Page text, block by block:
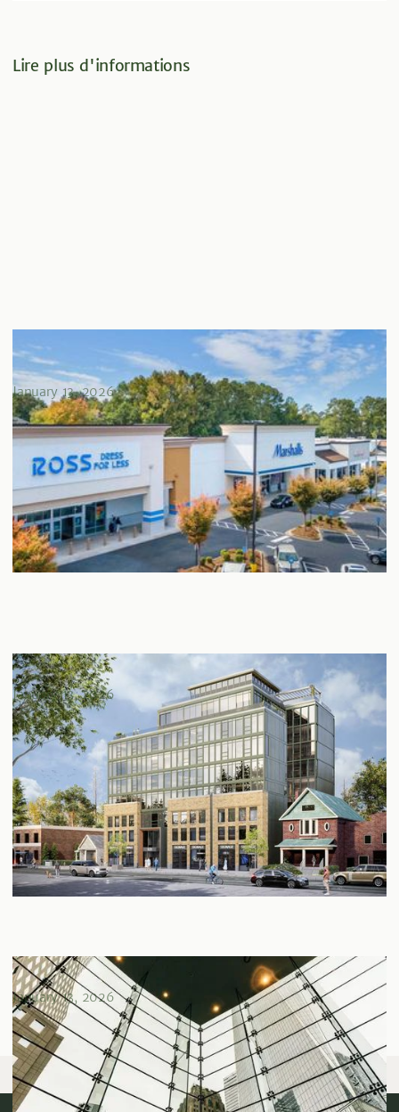
Lire plus d'informations
Mise à jour de l'émetteur : Revesco Properties Trust
acquiert Roswell Village à Atlanta
January 13, 2026
929 Queen St. East est en ligne !
January 13, 2026
Direct vs. Indirect Real Estate Investments Explained
January 13, 2026